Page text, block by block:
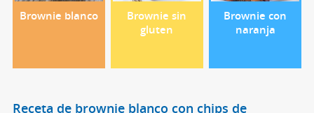
Brownie blanco
Brownie sin
gluten
Brownie con
naranja
Receta de brownie blanco con chips de